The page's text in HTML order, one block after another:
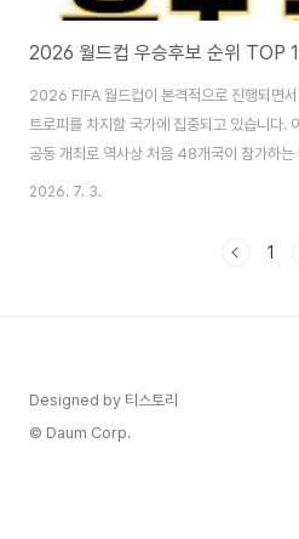
2026 FIFA 월드컵이 본격적으로 진행되면
트로피를 차지할 국가에 집중되고 있습니다.
공동 개최로 역사상 처음 48개국이 참가하는
서 가장 강력한 우승후보는 누구일까요? 해외
다.2026 월드컵 우승후보 순위1위 아르헨티
2026. 7. 3.
1
Designed by 티스토리
© Daum Corp.